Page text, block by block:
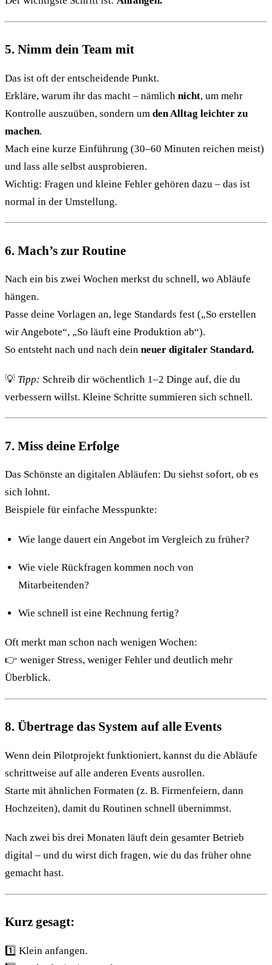
5. Nimm dein Team mit
Das ist oft der entscheidende Punkt.
Erkläre, warum ihr das macht – nämlich nicht, um mehr
Kontrolle auszuüben, sondern um den Alltag leichter zu
machen.
Mach eine kurze Einführung (30–60 Minuten reichen meist)
und lass alle selbst ausprobieren.
Wichtig: Fragen und kleine Fehler gehören dazu – das ist
normal in der Umstellung.
6. Mach’s zur Routine
Nach ein bis zwei Wochen merkst du schnell, wo Abläufe
hängen.
Passe deine Vorlagen an, lege Standards fest („So erstellen
wir Angebote“, „So läuft eine Produktion ab“).
So entsteht nach und nach dein neuer digitaler Standard.
💡 Tipp: Schreib dir wöchentlich 1–2 Dinge auf, die du
verbessern willst. Kleine Schritte summieren sich schnell.
7. Miss deine Erfolge
Das Schönste an digitalen Abläufen: Du siehst sofort, ob es
sich lohnt.
Beispiele für einfache Messpunkte:
Wie lange dauert ein Angebot im Vergleich zu früher?
Wie viele Rückfragen kommen noch von
Mitarbeitenden?
Wie schnell ist eine Rechnung fertig?
Oft merkt man schon nach wenigen Wochen:
👉 weniger Stress, weniger Fehler und deutlich mehr
Überblick.
8. Übertrage das System auf alle Events
Wenn dein Pilotprojekt funktioniert, kannst du die Abläufe
schrittweise auf alle anderen Events ausrollen.
Starte mit ähnlichen Formaten (z. B. Firmenfeiern, dann
Hochzeiten), damit du Routinen schnell übernimmst.
Nach zwei bis drei Monaten läuft dein gesamter Betrieb
digital – und du wirst dich fragen, wie du das früher ohne
gemacht hast.
Kurz gesagt:
1️⃣ Klein anfangen.